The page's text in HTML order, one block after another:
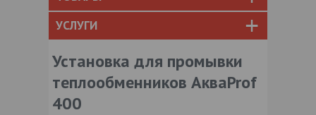
УСЛУГИ
Установка для промывки
теплообменников АкваProf
400